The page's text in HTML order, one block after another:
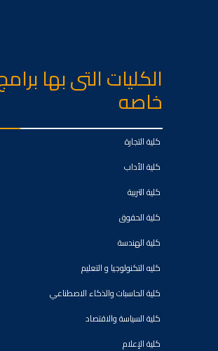
الكليات التى بها
خاصه
كلية التجارة
كلية الأداب
كلية التربية
كلية الحقوق
كلية الهندسة
كليه التكنولوجيا و التعليم
كلية الحاسبات والذكاء الاصطناعي
كلية السياسة والاقتصاد
كلية الإعلام